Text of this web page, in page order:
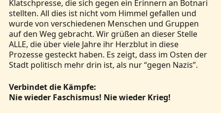
Klatschpresse, die sich gegen ein Erinnern an Botnari
stellten. All dies ist nicht vom Himmel gefallen und
wurde von verschiedenen Menschen und Gruppen
auf den Weg gebracht. Wir grüßen an dieser Stelle
ALLE, die über viele Jahre ihr Herzblut in diese
Prozesse gesteckt haben. Es zeigt, dass im Osten der
Stadt politisch mehr drin ist, als nur “gegen Nazis”.
Verbindet die Kämpfe:
Nie wieder Faschismus! Nie wieder Krieg!